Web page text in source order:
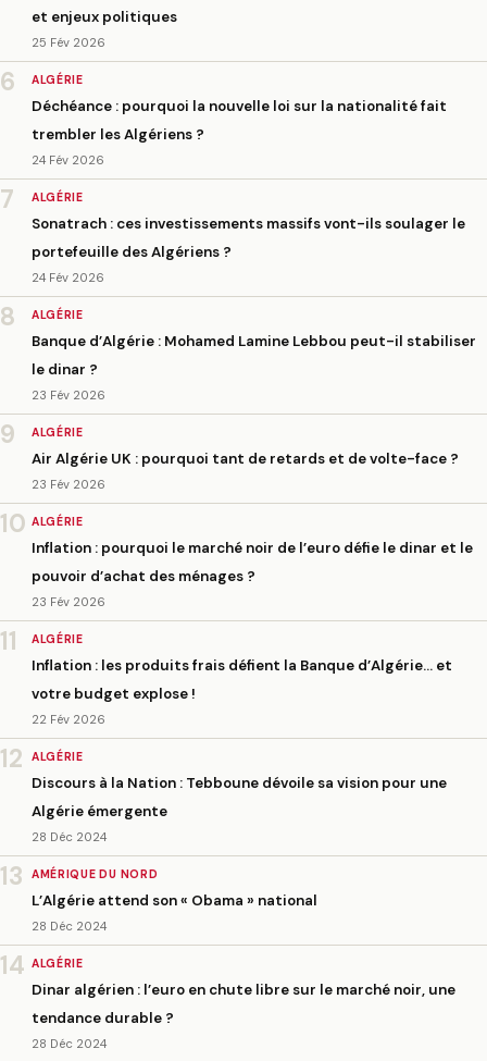
et enjeux politiques
25 Fév 2026
6 ALGÉRIE
Déchéance : pourquoi la nouvelle loi sur la nationalité fait
trembler les Algériens ?
24 Fév 2026
7 ALGÉRIE
Sonatrach : ces investissements massifs vont-ils soulager le
portefeuille des Algériens ?
24 Fév 2026
8 ALGÉRIE
Banque d’Algérie : Mohamed Lamine Lebbou peut-il stabiliser
le dinar ?
23 Fév 2026
9 ALGÉRIE
Air Algérie UK : pourquoi tant de retards et de volte-face ?
23 Fév 2026
10 ALGÉRIE
Inflation : pourquoi le marché noir de l’euro défie le dinar et le
pouvoir d’achat des ménages ?
23 Fév 2026
11 ALGÉRIE
Inflation : les produits frais défient la Banque d’Algérie… et
votre budget explose !
22 Fév 2026
12 ALGÉRIE
Discours à la Nation : Tebboune dévoile sa vision pour une
Algérie émergente
28 Déc 2024
13 AMÉRIQUE DU NORD
L’Algérie attend son « Obama » national
28 Déc 2024
14 ALGÉRIE
Dinar algérien : l’euro en chute libre sur le marché noir, une
tendance durable ?
28 Déc 2024